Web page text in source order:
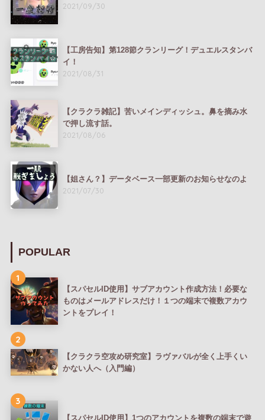
2021/09/30
【工房告知】第128節クランリーグ！デュエルスタンバ
イ！
2021/08/31
【クラクラ雑記】苦いメインディッシュ。鼻を摘み水
で押し流す話。
2021/08/06
【姐さん？】データベース一部更新のお知らせなのよ
2021/07/30
POPULAR
1
【スパセルID使用】サブアカウント作成方法！必要な
ものはメールアドレスだけ！１つの端末で複数アカウ
ントをプレイ！
2
【クラクラ空攻め研究室】ラヴァバルが全く上手くい
かない人へ（入門編）
3
【スパセルID使用】1つのアカウントを複数の端末で遊